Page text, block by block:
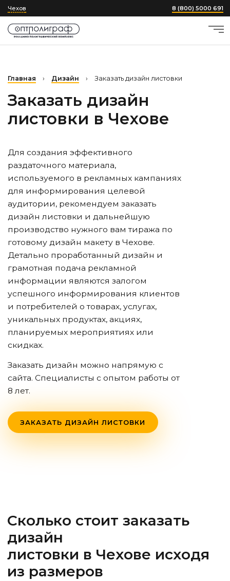
Чехов 8 (800) 5000 691
Главная › Дизайн › Заказать дизайн листовки
Заказать дизайн
листовки в Чехове
Для создания эффективного
раздаточного материала,
используемого в рекламных кампаниях
для информирования целевой
аудитории, рекомендуем заказать
дизайн листовки и дальнейшую
производство нужного вам тиража по
готовому дизайн макету в Чехове.
Детально проработанный дизайн и
грамотная подача рекламной
информации являются залогом
успешного информирования клиентов
и потребителей о товарах, услугах,
уникальных продуктах, акциях,
планируемых мероприятиях или
скидках.
Заказать дизайн можно напрямую с
сайта. Специалисты с опытом работы от
8 лет.
ЗАКАЗАТЬ ДИЗАЙН ЛИСТОВКИ
Сколько стоит заказать
дизайн
листовки в Чехове исходя
из размеров